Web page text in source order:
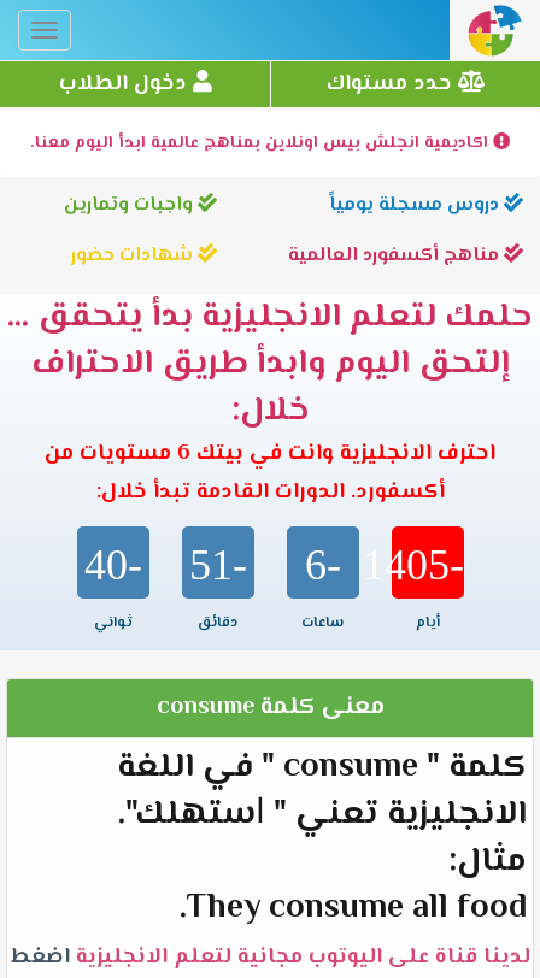
حدد مستواك دخول الطلاب
اكاديمية انجلش بيس اونلاين بمناهج عالمية ابدأ اليوم معنا.
دروس مسجلة يومياً
واجبات وتمارين
مناهج أكسفورد العالمية
شهادات حضور
حلمك لتعلم الانجليزية بدأ يتحقق ...
إلتحق اليوم وابدأ طريق الاحتراف
خلال:
احترف الانجليزية وانت في بيتك 6 مستويات من
أكسفورد. الدورات القادمة تبدأ خلال:
-1405
أيام
-6
ساعات
-51
دقائق
-40
ثواني
معنى كلمة consume
كلمة " consume " في اللغة
الانجليزية تعني " ﺍﺳﺘﻬﻠﻚ".
مثال:
They consume all food.
لدينا قناة على اليوتوب مجانية لتعلم الانجليزية اضغط